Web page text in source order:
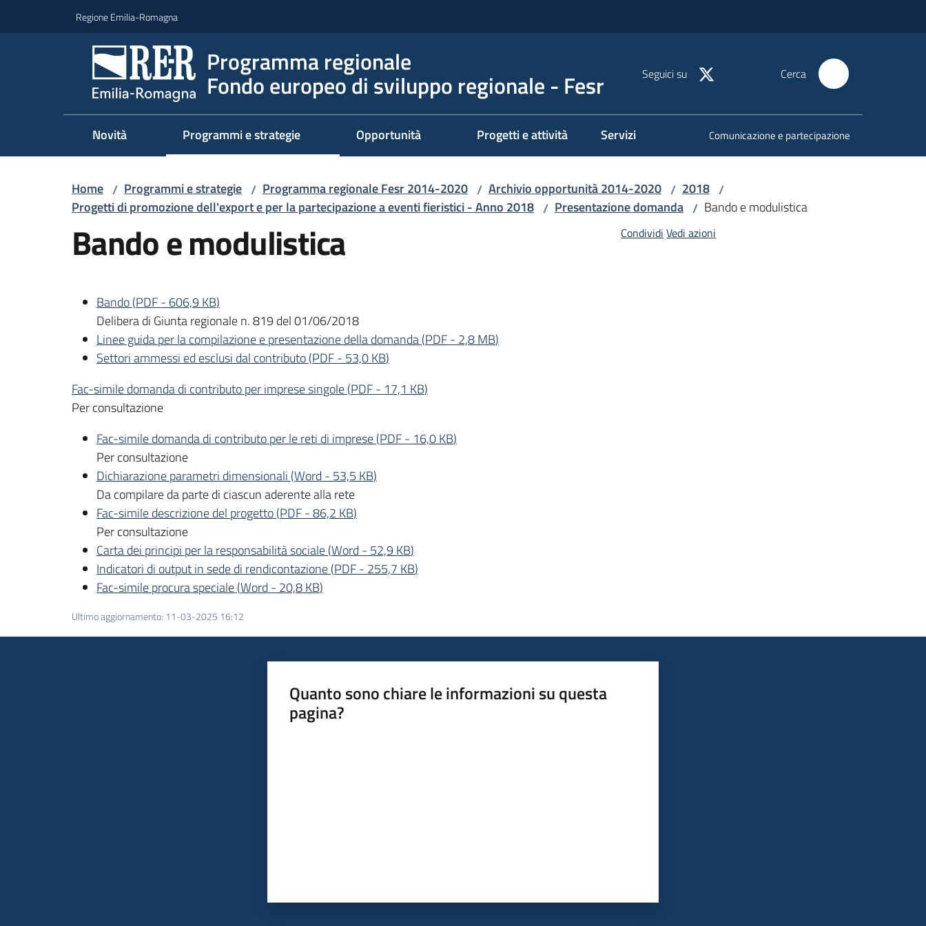
Regione Emilia-Romagna
Programma regionale
Fondo europeo di sviluppo regionale - Fesr Seguici su Cerca
Novità Programmi e strategie Opportunità Progetti e attività Servizi Comunicazione e partecipazione
Home / Programmi e strategie / Programma regionale Fesr 2014-2020 / Archivio opportunità 2014-2020 / 2018 /
Progetti di promozione dell'export e per la partecipazione a eventi fieristici - Anno 2018 / Presentazione domanda / Bando e modulistica
Bando e modulistica Condividi Vedi azioni
Bando(PDF- 606,9 KB)
Delibera di Giunta regionale n. 819 del 01/06/2018
Linee guida per la compilazione e presentazione della domanda(PDF- 2,8 MB)
Settori ammessi ed esclusi dal contributo(PDF- 53,0 KB)
Fac-simile domanda di contributo per imprese singole(PDF- 17,1 KB)
Per consultazione
Fac-simile domanda di contributo per le reti di imprese(PDF- 16,0 KB)
Per consultazione
Dichiarazione parametri dimensionali (Word - 53,5 KB)
Da compilare da parte di ciascun aderente alla rete
Fac-simile descrizione del progetto(PDF-86,2 KB)
Per consultazione
Carta dei principi per la responsabilità sociale(Word - 52,9 KB)
Indicatori di output in sede di rendicontazione(PDF- 255,7 KB)
Fac-simile procura speciale(Word - 20,8 KB)
Ultimo aggiornamento: 11-03-2025 16:12
Quanto sono chiare le informazioni su questa
pagina?